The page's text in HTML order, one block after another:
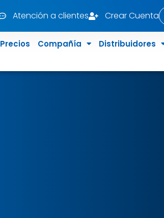
Atención a clientes Crear Cuenta
Precios Compañía Distribuidores